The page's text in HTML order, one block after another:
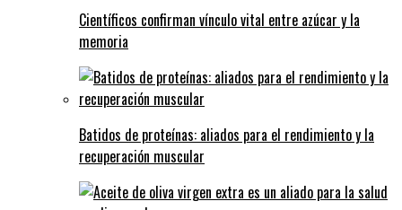
Científicos confirman vínculo vital entre azúcar y la
memoria
Batidos de proteínas: aliados para el rendimiento y la
recuperación muscular